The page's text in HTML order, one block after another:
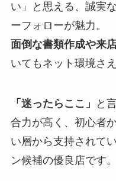
い」と思える、誠実
ーフォローが魅力。
面倒な書類作成や来
いてもネット環境さ
「迷ったらここ」
と
合力が高く、初心者
い層から支持されて
ン候補の優良店です。